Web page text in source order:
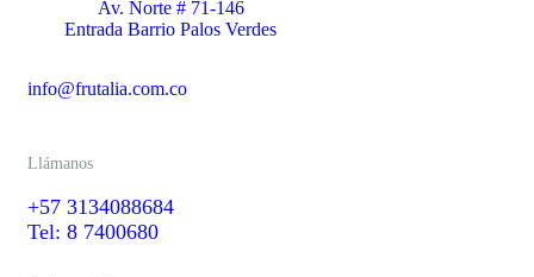
Av. Norte # 71-146
Entrada Barrio Palos Verdes
info@frutalia.com.co
Llámanos
+57 3134088684
Tel: 8 7400680